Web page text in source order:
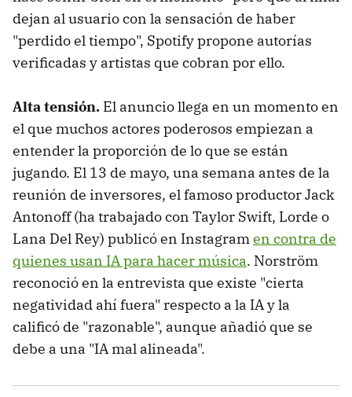
dejan al usuario con la sensación de haber
"perdido el tiempo", Spotify propone autorías
verificadas y artistas que cobran por ello.
Alta tensión. El anuncio llega en un momento en
el que muchos actores poderosos empiezan a
entender la proporción de lo que se están
jugando. El 13 de mayo, una semana antes de la
reunión de inversores, el famoso productor Jack
Antonoff (ha trabajado con Taylor Swift, Lorde o
Lana Del Rey) publicó en Instagramen contra de
quienes usan IA para hacer música. Norström
reconoció en la entrevista que existe "cierta
negatividad ahí fuera" respecto a la IA y la
calificó de "razonable", aunque añadió que se
debe a una "IA mal alineada".